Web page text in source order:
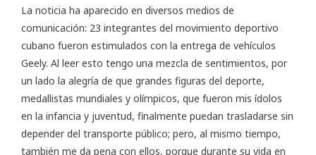
La noticia ha aparecido en diversos medios de
comunicación: 23 integrantes del movimiento deportivo
cubano fueron estimulados con la entrega de vehículos
Geely. Al leer esto tengo una mezcla de sentimientos, por
un lado la alegría de que grandes figuras del deporte,
medallistas mundiales y olímpicos, que fueron mis ídolos
en la infancia y juventud, finalmente puedan trasladarse sin
depender del transporte público; pero, al mismo tiempo,
también me da pena con ellos, porque durante su vida en